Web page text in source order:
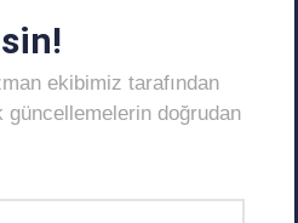
ekibimiz tarafından
doğrudan